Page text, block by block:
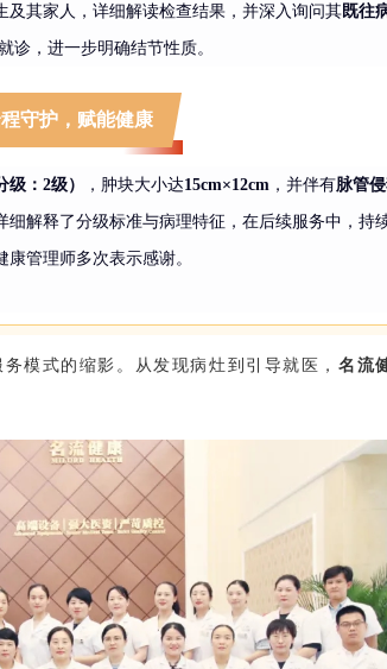
其家人，详细解读检查结果，并深入询问其既往
诊，进一步明确结节性质。
守护，赋能健康
：2级） ，肿块大小达15cm×12cm ，并伴有脉管
解释了分级标准与病理特征，在后续服务中，持
管理师多次表示感谢。
模式的缩影。从发现病灶到引导就医， 名流